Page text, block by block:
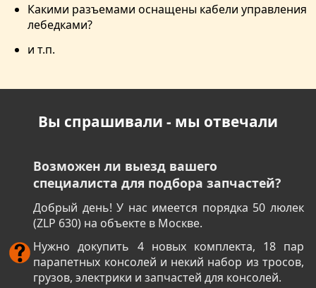
Какими разъемами оснащены кабели управления
лебедками?
и т.п.
Вы спрашивали - мы отвечали
Возможен ли выезд вашего
специалиста для подбора запчастей?
Добрый день! У нас имеется порядка 50 люлек
(ZLP 630) на объекте в Москве.
Нужно докупить 4 новых комплекта, 18 пар
парапетных консолей и некий набор из тросов,
грузов, электрики и запчастей для консолей.